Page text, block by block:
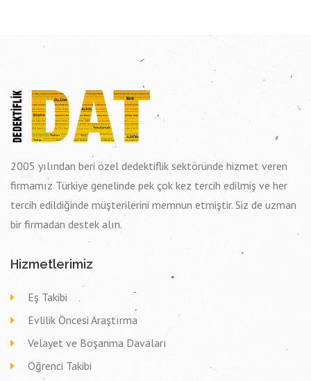
2005 yılından beri özel dedektiflik sektöründe hizmet veren
firmamız Türkiye genelinde pek çok kez tercih edilmiş ve her
tercih edildiğinde müşterilerini memnun etmiştir. Siz de uzman
bir firmadan destek alın.
Hizmetlerimiz
Eş Takibi
Evlilik Öncesi Araştırma
Velayet ve Boşanma Davaları
Öğrenci Takibi